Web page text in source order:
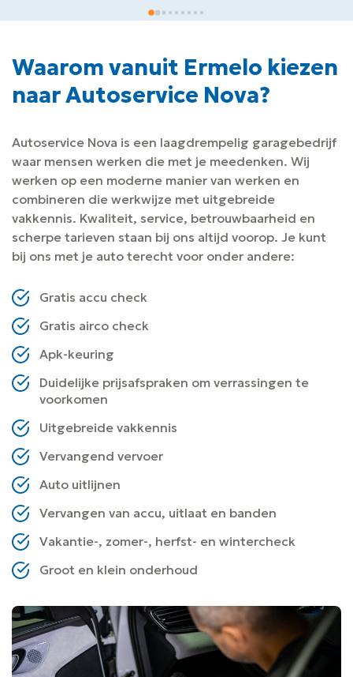
Waarom vanuit Ermelo kiezen
naar Autoservice Nova?
Autoservice Nova is een laagdrempelig garagebedrijf
waar mensen werken die met je meedenken. Wij
werken op een moderne manier van werken en
combineren die werkwijze met uitgebreide
vakkennis. Kwaliteit, service, betrouwbaarheid en
scherpe tarieven staan bij ons altijd voorop. Je kunt
bij ons met je auto terecht voor onder andere:
Gratis accu check
Gratis airco check
Apk-keuring
Duidelijke prijsafspraken om verrassingen te
voorkomen
Uitgebreide vakkennis
Vervangend vervoer
Auto uitlijnen
Vervangen van accu, uitlaat en banden
Vakantie-, zomer-, herfst- en wintercheck
Groot en klein onderhoud